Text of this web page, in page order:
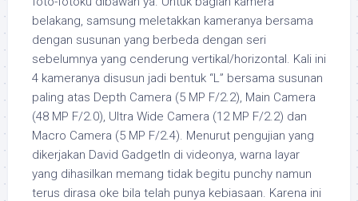
belakang, samsung meletakkan kameranya bersama
dengan susunan yang berbeda dengan seri
sebelumnya yang cenderung vertikal/horizontal. Kali ini
4 kameranya disusun jadi bentuk “L” bersama susunan
paling atas Depth Camera (5 MP F/2.2), Main Camera
(48 MP F/2.0), Ultra Wide Camera (12 MP F/2.2) dan
Macro Camera (5 MP F/2.4). Menurut pengujian yang
dikerjakan David GadgetIn di videonya, warna layar
yang dihasilkan memang tidak begitu punchy namun
terus dirasa oke bila telah punya kebiasaan. Karena ini